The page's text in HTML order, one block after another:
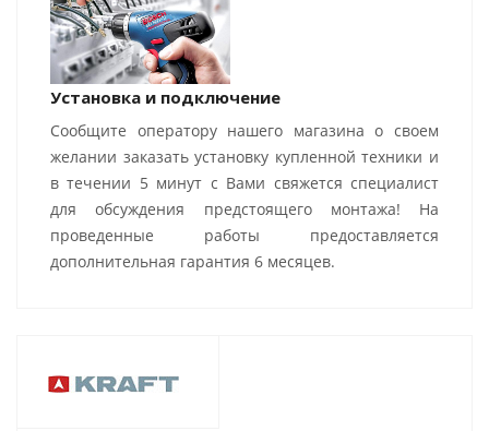
Установка и подключение
Сообщите оператору нашего магазина о своем
желании заказать установку купленной техники и
в течении 5 минут с Вами свяжется специалист
для обсуждения предстоящего монтажа! На
проведенные работы предоставляется
дополнительная гарантия 6 месяцев.